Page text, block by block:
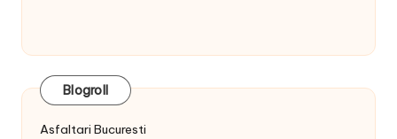
Blogroll
Asfaltari Bucuresti